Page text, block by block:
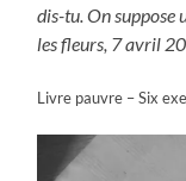
dis-tu. On suppose
les fleurs, 7 avril
Livre pauvre – Six